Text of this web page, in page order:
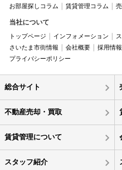
お部屋探しコラム 賃貸管理コラム
当社について
トップページ インフォメーション
さいたま市街情報
会社概要 採用情報
プライバシーポリシー
総合サイト
不動産売却・買取
賃貸管理について
スタッフ紹介